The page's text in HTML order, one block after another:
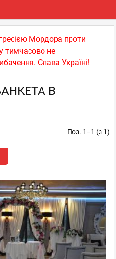
Мордора проти
тимчасово не
Слава Україні!
В
Поз. 1–1 (з 1)